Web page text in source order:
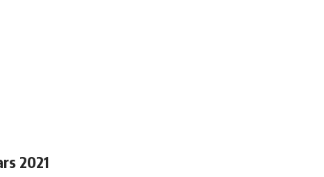
2021